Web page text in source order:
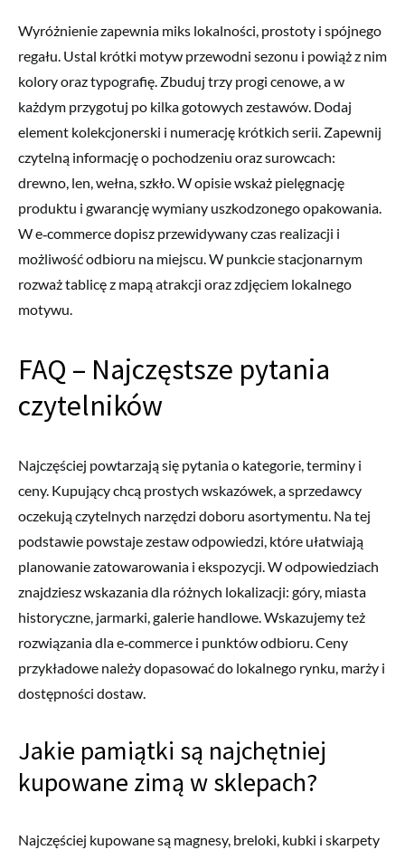
Wyróżnienie zapewnia miks lokalności, prostoty i spójnego
regału. Ustal krótki motyw przewodni sezonu i powiąż z nim
kolory oraz typografię. Zbuduj trzy progi cenowe, a w
każdym przygotuj po kilka gotowych zestawów. Dodaj
element kolekcjonerski i numerację krótkich serii. Zapewnij
czytelną informację o pochodzeniu oraz surowcach:
drewno, len, wełna, szkło. W opisie wskaż pielęgnację
produktu i gwarancję wymiany uszkodzonego opakowania.
W e‑commerce dopisz przewidywany czas realizacji i
możliwość odbioru na miejscu. W punkcie stacjonarnym
rozważ tablicę z mapą atrakcji oraz zdjęciem lokalnego
motywu.
FAQ – Najczęstsze pytania
czytelników
Najczęściej powtarzają się pytania o kategorie, terminy i
ceny. Kupujący chcą prostych wskazówek, a sprzedawcy
oczekują czytelnych narzędzi doboru asortymentu. Na tej
podstawie powstaje zestaw odpowiedzi, które ułatwiają
planowanie zatowarowania i ekspozycji. W odpowiedziach
znajdziesz wskazania dla różnych lokalizacji: góry, miasta
historyczne, jarmarki, galerie handlowe. Wskazujemy też
rozwiązania dla e‑commerce i punktów odbioru. Ceny
przykładowe należy dopasować do lokalnego rynku, marży i
dostępności dostaw.
Jakie pamiątki są najchętniej
kupowane zimą w sklepach?
Najczęściej kupowane są magnesy, breloki, kubki i skarpety